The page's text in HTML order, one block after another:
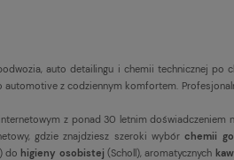
auto detailingu i chemii technicznej po
z codziennym komfortem.
z ponad 30 letnim doświadczeniem
gdzie znajdziesz szeroki wybór chemii
dohigieny osobistej(Scholl), aromatycznych